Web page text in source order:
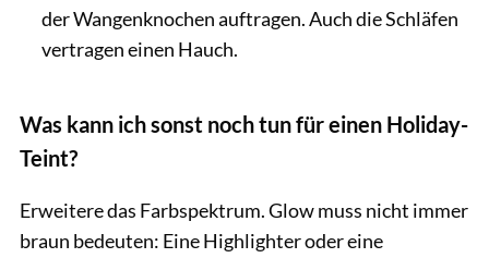
der Wangenknochen auftragen. Auch die Schläfen
vertragen einen Hauch.
Was kann ich sonst noch tun für einen Holiday-
Teint?
Erweitere das Farbspektrum. Glow muss nicht immer
braun bedeuten: Eine Highlighter oder eine